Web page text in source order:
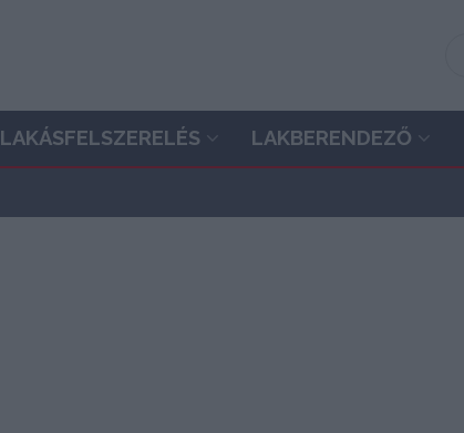
LAKÁSFELSZERELÉS LAKBERENDEZŐ